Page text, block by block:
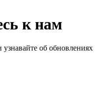
к нам
узнавайте об обновлениях